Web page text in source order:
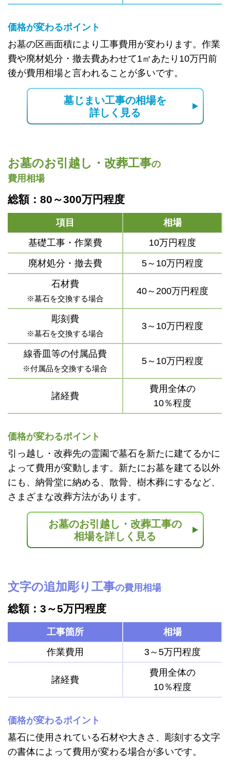
価格が変わるポイント
お墓の区画面積により工事費用が変わります。作業
費や廃材処分・撤去費あわせて1㎡あたり10万円前
後が費用相場と言われることが多いです。
墓じまい工事の相場を
詳しく見る
お墓のお引越し・改葬工事の
費用相場
総額：80～300万円程度
項目
相場
基礎工事・作業費
10万円程度
廃材処分・撤去費
5～10万円程度
石材費
※墓石を交換する場合
40～200万円程度
彫刻費
※墓石を交換する場合
3～10万円程度
線香皿等の付属品費
※付属品を交換する場合
5～10万円程度
諸経費
費用全体の
10％程度
価格が変わるポイント
引っ越し・改葬先の霊園で墓石を新たに建てるかに
よって費用が変動します。新たにお墓を建てる以外
にも、納骨堂に納める、散骨、樹木葬にするなど、
さまざまな改葬方法があります。
お墓のお引越し・改葬工事の
相場を詳しく見る
文字の追加彫り工事の費用相場
総額：3～5万円程度
工事箇所
相場
作業費用
3～5万円程度
諸経費
費用全体の
10％程度
価格が変わるポイント
墓石に使用されている石材や大きさ、彫刻する文字
の書体によって費用が変わる場合が多いです。